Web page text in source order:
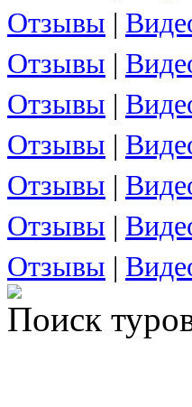
Отзывы |
Отзывы |
Отзывы |
Отзывы |
Отзывы |
Отзывы |
Отзывы |
Поиск